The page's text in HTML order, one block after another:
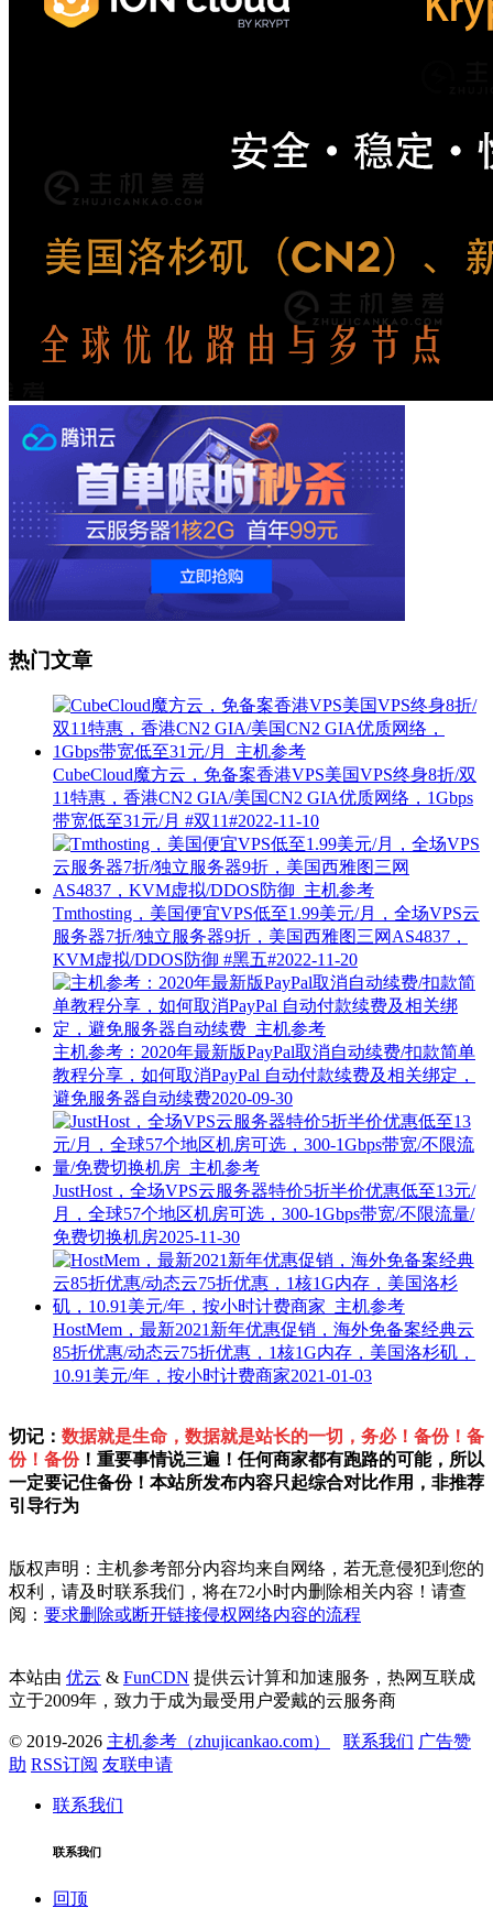
热门文章
CubeCloud魔方云，免备案香港VPS美国VPS终身8折/双
11特惠，香港CN2 GIA/美国CN2 GIA优质网络，1Gbps
带宽低至31元/月 #双11#2022-11-10
Tmthosting，美国便宜VPS低至1.99美元/月，全场VPS云
服务器7折/独立服务器9折，美国西雅图三网AS4837，
KVM虚拟/DDOS防御 #黑五#2022-11-20
主机参考：2020年最新版PayPal取消自动续费/扣款简单
教程分享，如何取消PayPal 自动付款续费及相关绑定，
避免服务器自动续费2020-09-30
JustHost，全场VPS云服务器特价5折半价优惠低至13元/
月，全球57个地区机房可选，300-1Gbps带宽/不限流量/
免费切换机房2025-11-30
HostMem，最新2021新年优惠促销，海外免备案经典云
85折优惠/动态云75折优惠，1核1G内存，美国洛杉矶，
10.91美元/年，按小时计费商家2021-01-03
切记： 数据就是生命，数据就是站长的一切，务必！备份！备
份！备份！重要事情说三遍！任何商家都有跑路的可能，所以
一定要记住备份！本站所发布内容只起综合对比作用，非推荐
引导行为
版权声明：主机参考部分内容均来自网络，若无意侵犯到您的
权利，请及时联系我们，将在72小时内删除相关内容！请查
阅： 要求删除或断开链接侵权网络内容的流程
本站由 优云 & FunCDN 提供云计算和加速服务，热网互联成
立于2009年，致力于成为最受用户爱戴的云服务商
© 2019-2026 主机参考（zhujicankao.com） 联系我们 广告赞
助 RSS订阅 友联申请
联系我们
联系我们
回顶